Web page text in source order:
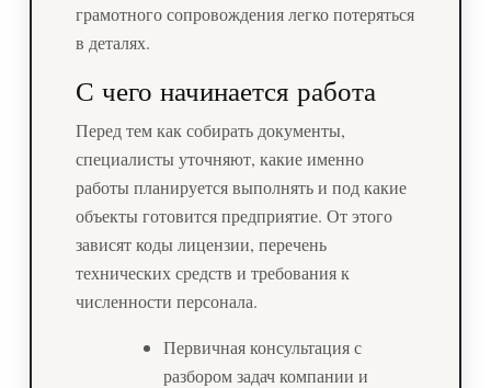
грамотного сопровождения легко потеряться
в деталях.
С чего начинается работа
Перед тем как собирать документы,
специалисты уточняют, какие именно
работы планируется выполнять и под какие
объекты готовится предприятие. От этого
зависят коды лицензии, перечень
технических средств и требования к
численности персонала.
Первичная консультация с
разбором задач компании и